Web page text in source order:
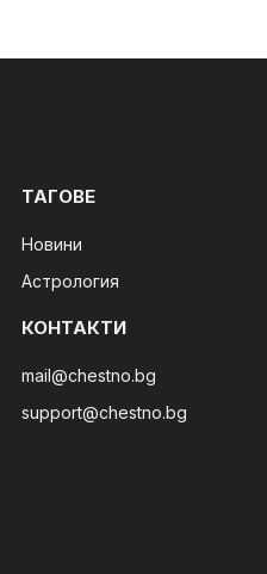
ТАГОВЕ
Новини
Астрология
КОНТАКТИ
mail@chestno.bg
support@chestno.bg